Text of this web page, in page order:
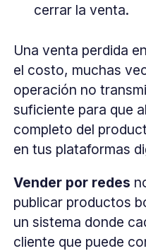
cerrar la venta.
Una venta perdida
el costo, muchas
operación no
suficiente para que
completo del
en tus plataformas
Vender por redes
publicar productos
un sistema donde
cliente que puede